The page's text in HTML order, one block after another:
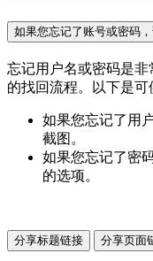
如果您忘记了账号或密码
忘记用户名或密码是
的找回流程。以下是可
如果您忘记了用
截图。
如果您忘记了密
的选项。
分享标题链接 分享页面